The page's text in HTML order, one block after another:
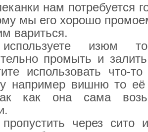
нам потребуется
мы его хорошо
вариться.
изюм
промыть и
использовать что-
например вишню то её
как она сама
через сито